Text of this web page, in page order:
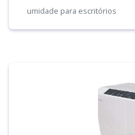
umidade para escritórios